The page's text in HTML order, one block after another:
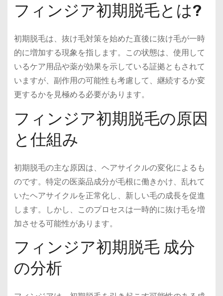
フィンジア初期脱毛とは?
初期脱毛は、抜け毛対策を始めた直後に抜け毛が一時
的に増加する現象を指します。この状態は、使用して
いるケア用品や薬が効果を示している証拠ともされて
いますが、副作用の可能性も考慮して、継続するか変
更するかを見極める必要があります。
フィンジア初期脱毛の原因
と仕組み
初期脱毛の主な原因は、ヘアサイクルの変化によるも
のです。特定の医薬品成分が毛根に働きかけ、乱れて
いたヘアサイクルを正常化し、新しい毛の成長を促進
します。しかし、このプロセスは一時的に抜け毛を増
加させる可能性があります。
フィンジア初期脱毛 成分
の分析